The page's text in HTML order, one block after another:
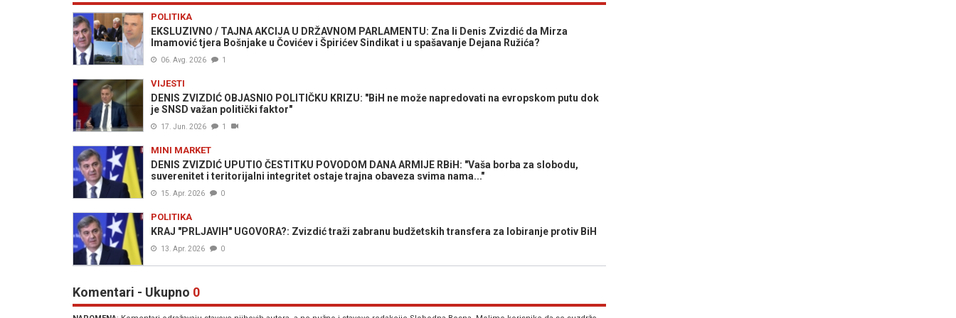
POLITIKA
EKSLUZIVNO / TAJNA AKCIJA U DRŽAVNOM PARLAMENTU: Zna li Denis Zvizdić da Mirza
Imamović tjera Bošnjake u Čovićev i Špirićev Sindikat i u spašavanje Dejana Ružića?
06. Avg. 2026 1
VIJESTI
DENIS ZVIZDIĆ OBJASNIO POLITIČKU KRIZU: "BiH ne može napredovati na evropskom putu dok
je SNSD važan politički faktor"
17. Jun. 2026 1
MINI MARKET
DENIS ZVIZDIĆ UPUTIO ČESTITKU POVODOM DANA ARMIJE RBiH: "Vaša borba za slobodu,
suverenitet i teritorijalni integritet ostaje trajna obaveza svima nama..."
15. Apr. 2026 0
POLITIKA
KRAJ "PRLJAVIH" UGOVORA?: Zvizdić traži zabranu budžetskih transfera za lobiranje protiv BiH
13. Apr. 2026 0
Komentari - Ukupno 0